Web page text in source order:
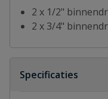
2 x 1/2"
2 x 3/4"
Specificaties